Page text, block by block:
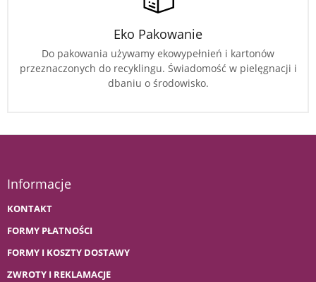
Eko Pakowanie
Do pakowania używamy ekowypełnień i kartonów
przeznaczonych do recyklingu. Świadomość w pielęgnacji i
dbaniu o środowisko.
Informacje
KONTAKT
FORMY PŁATNOŚCI
FORMY I KOSZTY DOSTAWY
ZWROTY I REKLAMACJE